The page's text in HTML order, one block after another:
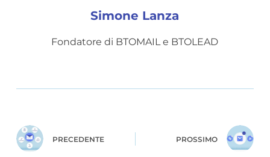
Simone Lanza
Fondatore di BTOMAIL e BTOLEAD
PRECEDENTE PROSSIMO